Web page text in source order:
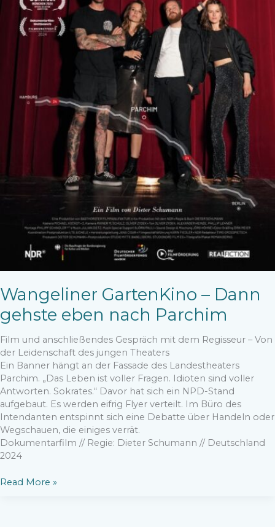
Wangeliner GartenKino – Dann
gehste eben nach Parchim
Film und anschließendes Gespräch mit dem Regisseur – Von
der Leidenschaft des jungen Theaters
Ein Banner hängt an der Fassade des Landestheaters
Parchim. „Das Leben ist voller Fragen. Idioten sind voller
Antworten. Sokrates.“ Davor hat sich ein NPD-Stand
aufgebaut. Es werden eifrig Flyer verteilt. Im Büro des
Intendanten entspinnt sich eine Debatte über Handeln oder
Wegschauen, die einiges verrät.
Dokumentarfilm // Regie: Dieter Schumann // Deutschland
2024
Wangeliner
Read More »